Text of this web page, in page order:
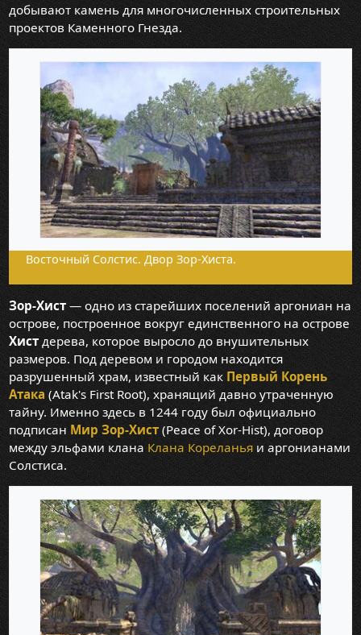
добывают камень для многочисленных строительных
проектов Каменного Гнезда.
Восточный Солстис. Двор Зор-Хиста.
Зор-Хист— одно из старейших поселений аргониан на
острове, построенное вокруг единственного на острове
Хистдерева, которое выросло до внушительных
размеров. Под деревом и городом находится
разрушенный храм, известный как Первый Корень
Атака (Atak's First Root), хранящий давно утраченную
тайну. Именно здесь в 1244 году был официально
подписан Мир Зор-Хист(Peace of Xor-Hist), договор
между эльфами клана Клана Кореланьяи аргонианами
Солстиса.